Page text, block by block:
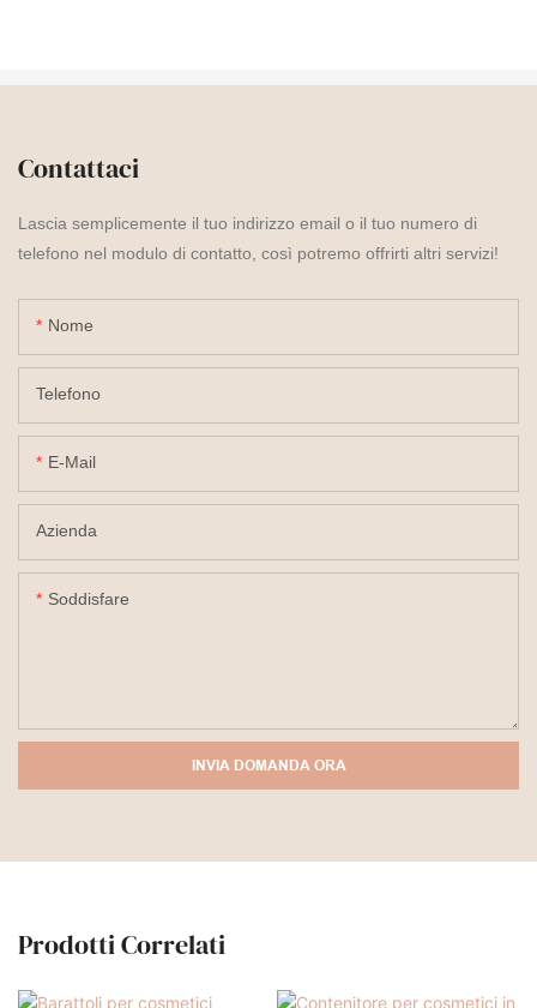
Contattaci
Lascia semplicemente il tuo indirizzo email o il tuo numero di
telefono nel modulo di contatto, così potremo offrirti altri servizi!
Nome
Telefono
E-Mail
Azienda
Soddisfare
INVIA DOMANDA ORA
Prodotti Correlati